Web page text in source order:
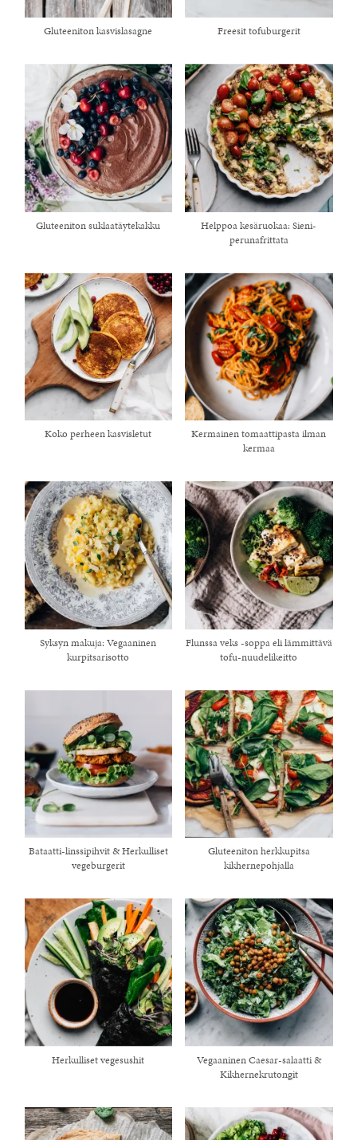
healthy living + good
Gluteeniton kasvislasagne Freesit tofuburgerit
Gluteeniton suklaatäytekakku
Helppoa kesäruokaa: Sieni-
perunafrittata
Koko perheen kasvisletut
Kermainen tomaattipasta ilman
kermaa
Syksyn makuja: Vegaaninen
kurpitsarisotto
Flunssa veks -soppa eli lämmittävä
tofu-nuudelikeitto
Bataatti-linssipihvit & Herkulliset
vegeburgerit
Gluteeniton herkkupitsa
kikhernepohjalla
Herkulliset vegesushit
Vegaaninen Caesar-salaatti &
Kikhernekrutongit